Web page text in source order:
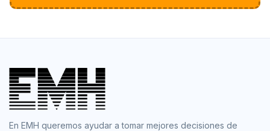
En EMH queremos ayudar a tomar mejores decisiones de